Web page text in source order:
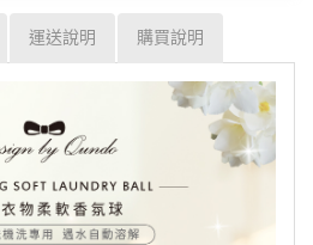
運送說明 購買說明